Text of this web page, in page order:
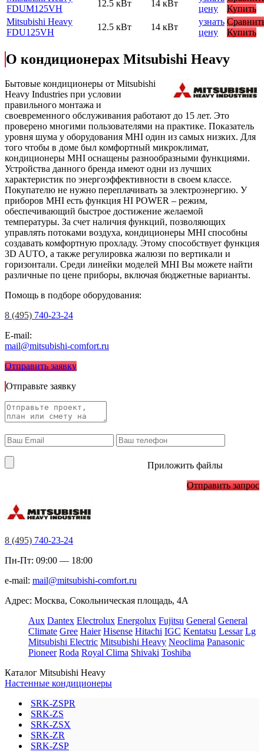
FDUM125VH
12.5 кВт 14 кВт
цену
Купить
Mitsubishi Heavy
FDU125VH
12.5 кВт 14 кВт
узнать
цену
Купить
О кондиционерах Mitsubishi Heavy
Бытовые кондиционеры от Mitsubishi
Heavy Industries при условии
правильного монтажа и
своевременного обслуживания работают до 15 лет. Это
проверено многими пользователями на практике. Показатель
уровня шума у оборудования MHI один из самых низких. Для
того чтобы в доме был комфортный микроклимат,
кондиционеры MHI оснащены разнообразными функциями.
Устройства данного бренда имеют одни из лучших
характеристик по энергоэффективности в своем классе.
Покупателю не нужно переплачивать за электроэнергию. У
приборов MHI есть функция HI POWER – режим,
обеспечивающий быстрое достижение желаемой
температуры. За счет наличия функций, позволяющих
управлять потоками воздуха, кондиционеры MHI способны
создавать комфортную прохладу. Этому способствует функция
3D AUTO, а также регулировка жалюзи по вертикали и
горизонтали. Среди линейки моделей MHI Вы можете найти
различные по цене приборы, включая бюджетные варианты.
Помощь в подборе оборудования:
8 (495) 740-23-24
E-mail:
mail@mitsubishi-comfort.ru
Отправить заявку
Отправьте заявку
Приложить файлы
Отправить запрос
8 (495) 740-23-24
Пн-Пт: 09:00 — 18:00
e-mail: mail@mitsubishi-comfort.ru
Адрес: Москва, Сокольническая площадь, 4А
Aux Dantex Electrolux Energolux Fujitsu General General
Climate Gree Haier Hisense Hitachi IGC Kentatsu Lessar Lg
Mitsubishi Electric Mitsubishi Heavy Neoclima Panasonic
Pioneer Roda Royal Clima Shivaki Toshiba
Каталог Mitsubishi Heavy
Настенные кондиционеры
SRK-ZSPR
SRK-ZS
SRK-ZSX
SRK-ZR
SRK-ZSP